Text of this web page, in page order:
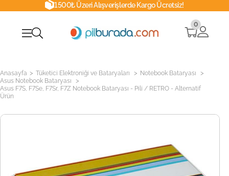
1500₺ Üzeri Alışverişlerde Kargo Ücretsiz!
0
Anasayfa > Tüketici Elektroniği ve Bataryaları > Notebook Bataryası >
Asus Notebook Bataryası >
Asus F7S, F7Se, F7Sr, F7Z Notebook Bataryası - Pili / RETRO - Alternatif
Ürün